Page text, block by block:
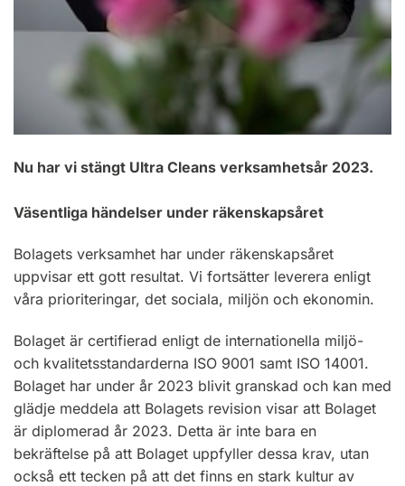
Nu har vi stängt Ultra Cleans verksamhetsår 2023.
Väsentliga händelser under räkenskapsåret
Bolagets verksamhet har under räkenskapsåret
uppvisar ett gott resultat. Vi fortsätter leverera enligt
våra prioriteringar, det sociala, miljön och ekonomin.
Bolaget är certifierad enligt de internationella miljö-
och kvalitetsstandarderna ISO 9001 samt ISO 14001.
Bolaget har under år 2023 blivit granskad och kan med
glädje meddela att Bolagets revision visar att Bolaget
är diplomerad år 2023. Detta är inte bara en
bekräftelse på att Bolaget uppfyller dessa krav, utan
också ett tecken på att det finns en stark kultur av